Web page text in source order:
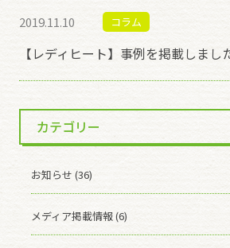
2019.11.10 コラム
【レディヒート】事例を掲載しまし
カテゴリー
お知らせ (36)
メディア掲載情報 (6)